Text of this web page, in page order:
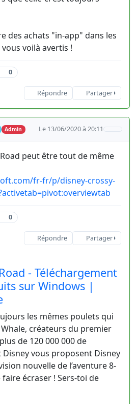
des achats "in-app" dans les
voilà avertis !
0
Répondre Partager
Admin Le 13/06/2020 à 20:11
peut être tout de même
fr-fr/p/disney-crossy-
0
Répondre Partager
- Téléchargement
sur Windows |
les mêmes poulets qui
Whale, créateurs du premier
de 120 000 000 de
vous proposent Disney
nouvelle de l’aventure 8-
écraser ! Sers-toi de